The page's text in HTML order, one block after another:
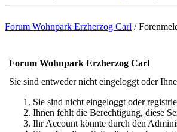
Forum Wohnpark Erzherzog Carl /
Forum Wohnpark Erzherzog Carl
Sie sind entweder nicht eingeloggt oder
Sie sind nicht eingeloggt oder
Ihnen fehlt die Berechtigung, diese
Ihr Account könnte durch den